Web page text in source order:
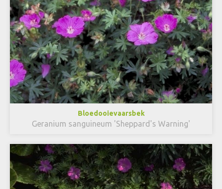
Bloedooievaarsbek
Geranium sanguineum 'Sheppard's Warning'